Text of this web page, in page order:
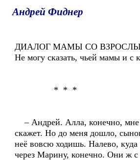
Андрей Фиднер
ДИАЛОГ МАМЫ СО
Не могу сказать, чьей мамы и с
* * *
– Андрей. Алла, конечно,
скажет. Но до меня дошло,
неё вовсю ходишь. Налево,
через Марину, конечно. Они ж